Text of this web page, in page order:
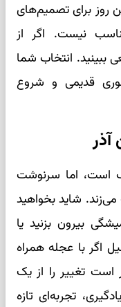
روز برای تصمیم‌های
نیست. اگر از
ببینید. انتخاب شما
قدیمی و شروع
است، اما سرنوشت
شاید بخواهید
بیرون بزنید یا
اگر با عجله همراه
است تغییر را از یک
تجربه‌ای تازه